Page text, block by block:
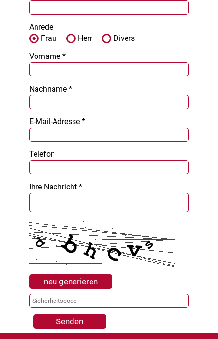
Anrede
Frau
Herr
Divers
Vorname *
Nachname *
E-Mail-Adresse *
Telefon
Ihre Nachricht *
neu generieren
Senden